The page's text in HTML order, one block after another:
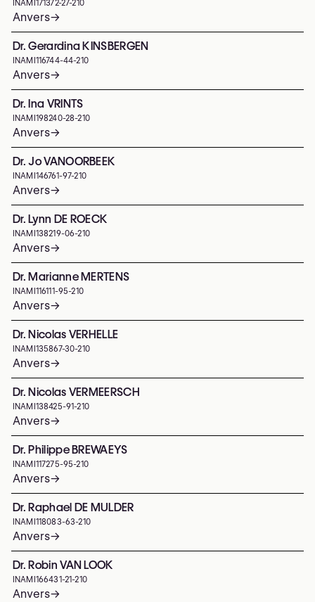
INAMI 171372-27-210
Anvers→
Dr. Gerardina KINSBERGEN
INAMI 116744-44-210
Anvers→
Dr. Ina VRINTS
INAMI 198240-28-210
Anvers→
Dr. Jo VANOORBEEK
INAMI 146761-97-210
Anvers→
Dr. Lynn DE ROECK
INAMI 138219-06-210
Anvers→
Dr. Marianne MERTENS
INAMI 116111-95-210
Anvers→
Dr. Nicolas VERHELLE
INAMI 135867-30-210
Anvers→
Dr. Nicolas VERMEERSCH
INAMI 138425-91-210
Anvers→
Dr. Philippe BREWAEYS
INAMI 117275-95-210
Anvers→
Dr. Raphael DE MULDER
INAMI 118083-63-210
Anvers→
Dr. Robin VAN LOOK
INAMI 166431-21-210
Anvers→